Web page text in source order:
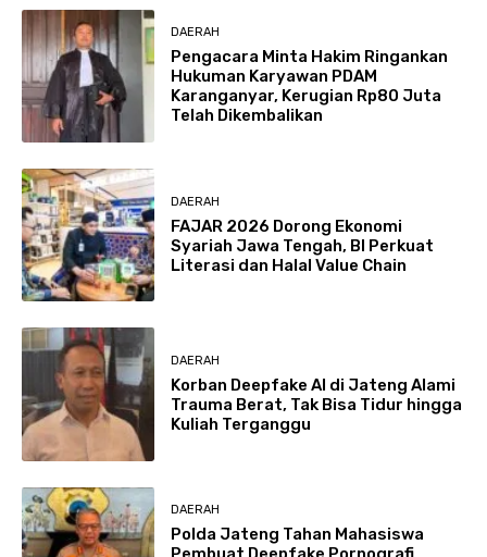
DAERAH
Pengacara Minta Hakim Ringankan
Hukuman Karyawan PDAM
Karanganyar, Kerugian Rp80 Juta
Telah Dikembalikan
DAERAH
FAJAR 2026 Dorong Ekonomi
Syariah Jawa Tengah, BI Perkuat
Literasi dan Halal Value Chain
DAERAH
Korban Deepfake AI di Jateng Alami
Trauma Berat, Tak Bisa Tidur hingga
Kuliah Terganggu
DAERAH
Polda Jateng Tahan Mahasiswa